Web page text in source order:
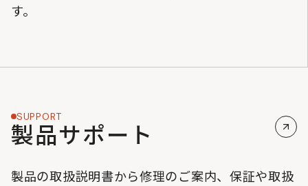
す。
SUPPORT
製品サポート
製品の取扱説明書から修理のご案内、保証や取扱